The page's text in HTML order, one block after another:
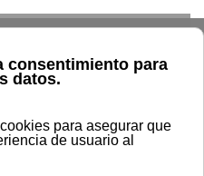
Área CRAI
Sonia Infante